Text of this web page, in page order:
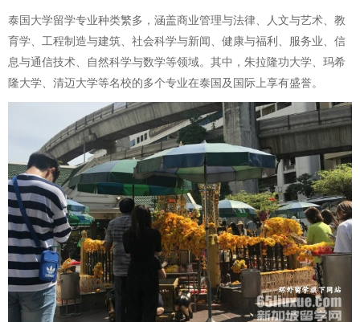
泰国大学留学专业种类繁多，涵盖商业管理与法律、人文与艺术、教
育学、工程制造与建筑、社会科学与新闻、健康与福利、服务业、信
息与通信技术、自然科学与数学等领域。其中，朱拉隆功大学、玛希
隆大学、清迈大学等名校的多个专业在泰国及国际上享有盛誉。